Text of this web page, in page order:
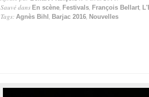
Sauvé dans En scène, Festivals, François Bellart,
Tags: Agnès Bihl , Barjac 2016, Nouvelles